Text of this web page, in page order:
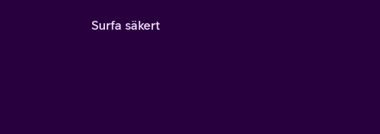
Surfa säkert